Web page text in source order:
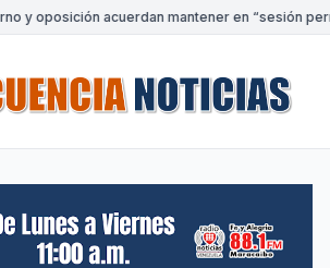
y oposición acuerdan mantener en “sesión